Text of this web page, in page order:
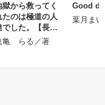
です。
〜良かったら読ん
獄から救ってく
たのは極道の人
でした。【長
】
亀 らる／著
Good
葉月ま